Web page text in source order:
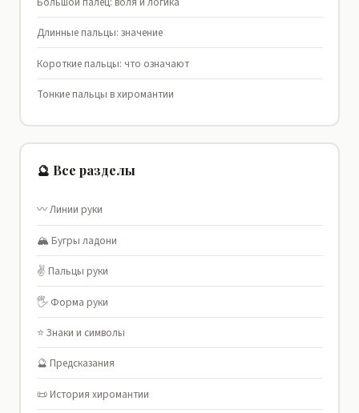
Длинные пальцы: значение
Короткие пальцы: что означают
Тонкие пальцы в хиромантии
🔮 Все разделы
〰️ Линии руки
🏔️ Бугры ладони
✌️ Пальцы руки
🖐️ Форма руки
⭐ Знаки и символы
🔮 Предсказания
📜 История хиромантии